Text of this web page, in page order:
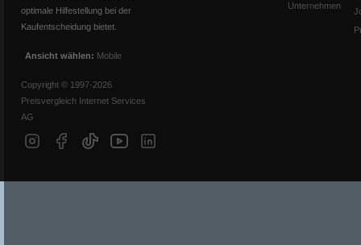
optimale Hilfestellung bei der
Kaufentscheidung bietet.
Ansicht wählen: Mobile
Copyright © 1997-2026
Preisvergleich Internet Services
AG
Unternehmen